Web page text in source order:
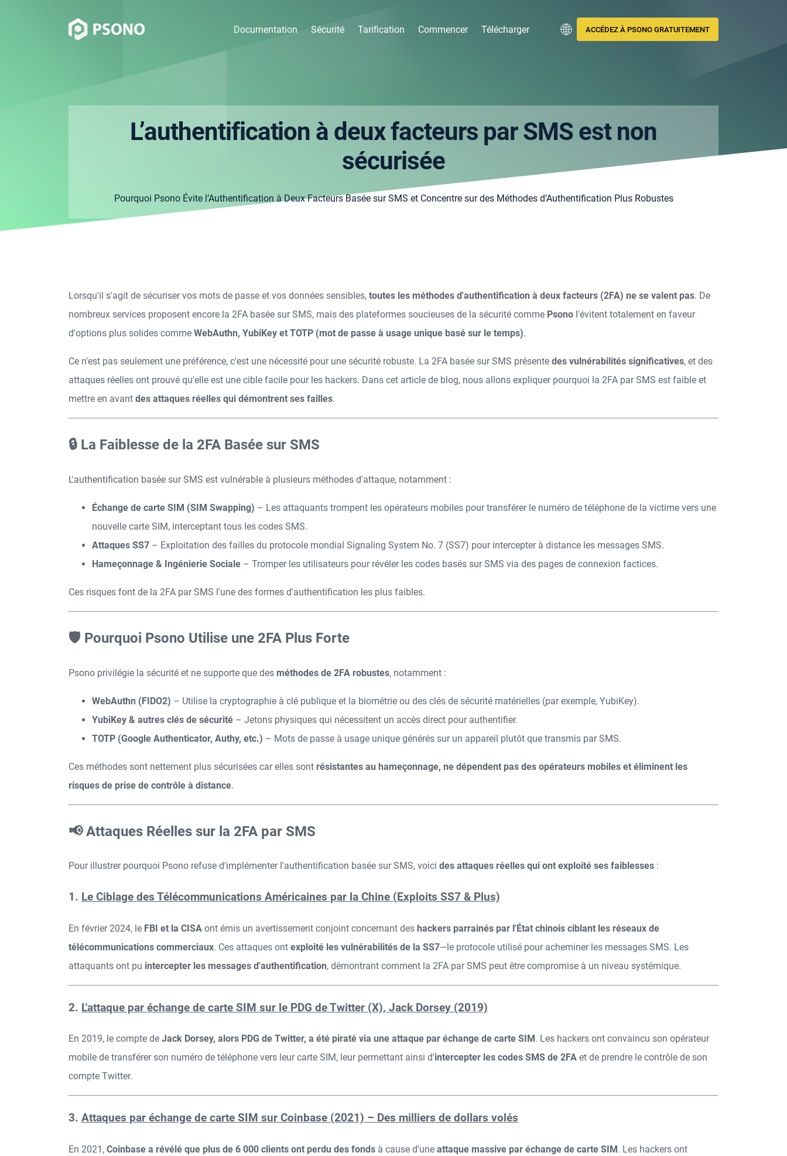
Documentation Sécurité Tarification Commencer Télécharger ACCÉDEZ À PSONO GRATUITEMENT
L’authentification à deux facteurs par SMS est non
sécurisée
Pourquoi Psono Évite l’Authentification à Deux Facteurs Basée sur SMS et Concentre sur des Méthodes d’Authentification Plus Robustes
Lorsqu'il s'agit de sécuriser vos mots de passe et vos données sensibles, toutes les méthodes d'authentification à deux facteurs (2FA) ne se valent pas. De
nombreux services proposent encore la 2FA basée sur SMS, mais des plateformes soucieuses de la sécurité comme Psono l'évitent totalement en faveur
d'options plus solides comme WebAuthn, YubiKey et TOTP (mot de passe à usage unique basé sur le temps).
Ce n'est pas seulement une préférence, c'est une nécessité pour une sécurité robuste. La 2FA basée sur SMS présente des vulnérabilités significatives, et des
attaques réelles ont prouvé qu'elle est une cible facile pour les hackers. Dans cet article de blog, nous allons expliquer pourquoi la 2FA par SMS est faible et
mettre en avant des attaques réelles qui démontrent ses failles.
🔒 La Faiblesse de la 2FA Basée sur SMS
L'authentification basée sur SMS est vulnérable à plusieurs méthodes d'attaque, notamment :
Échange de carte SIM (SIM Swapping) – Les attaquants trompent les opérateurs mobiles pour transférer le numéro de téléphone de la victime vers une
nouvelle carte SIM, interceptant tous les codes SMS.
Attaques SS7 – Exploitation des failles du protocole mondial Signaling System No. 7 (SS7) pour intercepter à distance les messages SMS.
Hameçonnage & Ingénierie Sociale – Tromper les utilisateurs pour révéler les codes basés sur SMS via des pages de connexion factices.
Ces risques font de la 2FA par SMS l'une des formes d'authentification les plus faibles.
🛡️ Pourquoi Psono Utilise une 2FA Plus Forte
Psono privilégie la sécurité et ne supporte que des méthodes de 2FA robustes, notamment :
WebAuthn (FIDO2) – Utilise la cryptographie à clé publique et la biométrie ou des clés de sécurité matérielles (par exemple, YubiKey).
YubiKey & autres clés de sécurité – Jetons physiques qui nécessitent un accès direct pour authentifier.
TOTP (Google Authenticator, Authy, etc.) – Mots de passe à usage unique générés sur un appareil plutôt que transmis par SMS.
Ces méthodes sont nettement plus sécurisées car elles sont résistantes au hameçonnage, ne dépendent pas des opérateurs mobiles et éliminent les
risques de prise de contrôle à distance.
📢 Attaques Réelles sur la 2FA par SMS
Pour illustrer pourquoi Psono refuse d'implémenter l'authentification basée sur SMS, voici des attaques réelles qui ont exploité ses faiblesses :
1. Le Ciblage des Télécommunications Américaines par la Chine (Exploits SS7 & Plus)
En février 2024, le FBI et la CISA ont émis un avertissement conjoint concernant des hackers parrainés par l'État chinois ciblant les réseaux de
télécommunications commerciaux. Ces attaques ont exploité les vulnérabilités de la SS7—le protocole utilisé pour acheminer les messages SMS. Les
attaquants ont pu intercepter les messages d'authentification, démontrant comment la 2FA par SMS peut être compromise à un niveau systémique.
2. L'attaque par échange de carte SIM sur le PDG de Twitter (X), Jack Dorsey (2019)
En 2019, le compte de Jack Dorsey, alors PDG de Twitter, a été piraté via une attaque par échange de carte SIM . Les hackers ont convaincu son opérateur
mobile de transférer son numéro de téléphone vers leur carte SIM, leur permettant ainsi d'intercepter les codes SMS de 2FA et de prendre le contrôle de son
compte Twitter.
3. Attaques par échange de carte SIM sur Coinbase (2021) – Des milliers de dollars volés
En 2021, Coinbase a révélé que plus de 6 000 clients ont perdu des fonds à cause d'une attaque massive par échange de carte SIM. Les hackers ont